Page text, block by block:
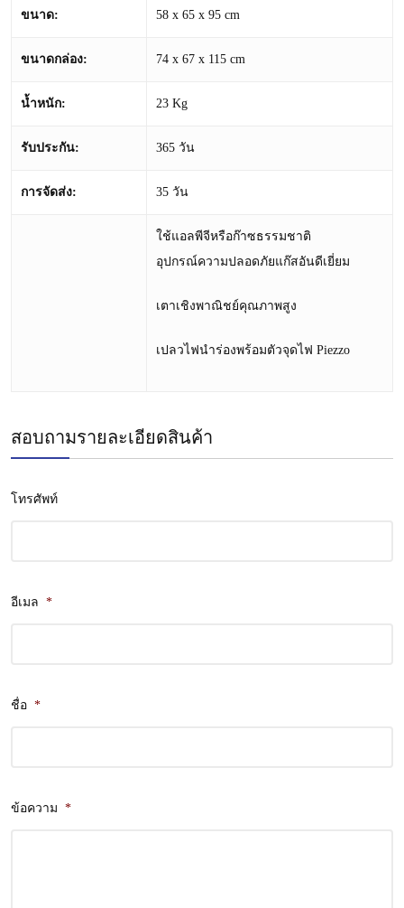
ขนาด: 58 x 65 x 95 cm
ขนาดกล่อง: 74 x 67 x 115 cm
น้ำหนัก: 23 Kg
รับประกัน: 365 วัน
การจัดส่ง: 35 วัน
ใช้แอลพีจีหรือก๊าซธรรมชาติ
อุปกรณ์ความปลอดภัยแก๊สอันดีเยี่ยม
เตาเชิงพาณิชย์คุณภาพสูง
เปลวไฟนำร่องพร้อมตัวจุดไฟ Piezzo
สอบถามรายละเอียดสินค้า
โทรศัพท์
อีเมล *
ชื่อ *
ข้อความ *